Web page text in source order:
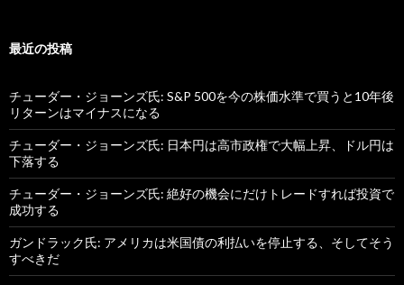
最近の投稿
チューダー・ジョーンズ氏: S&P 500を今の株価水準で買うと10年後
リターンはマイナスになる
チューダー・ジョーンズ氏: 日本円は高市政権で大幅上昇、ドル円は
下落する
チューダー・ジョーンズ氏: 絶好の機会にだけトレードすれば投資で
成功する
ガンドラック氏: アメリカは米国債の利払いを停止する、そしてそう
すべきだ